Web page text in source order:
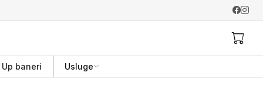
Up baneri Usluge